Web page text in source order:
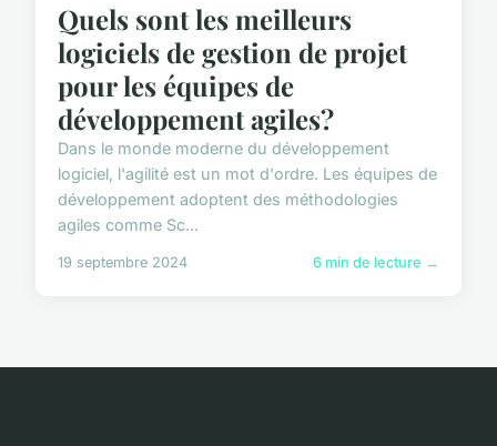
Quels sont les meilleurs
logiciels de gestion de projet
pour les équipes de
développement agiles?
Dans le monde moderne du développement
logiciel, l'agilité est un mot d'ordre. Les équipes de
développement adoptent des méthodologies
agiles comme Sc...
19 septembre 2024 6 min de lecture →